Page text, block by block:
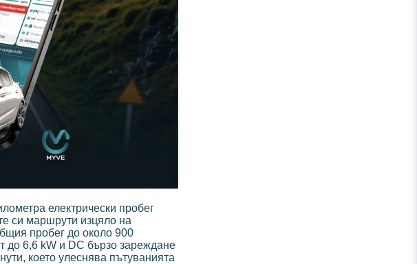
електрически пробег
си маршрути изцяло на
пробег до около 900
до 6,6 kW и DC бързо зареждане
което улеснява пътуванията